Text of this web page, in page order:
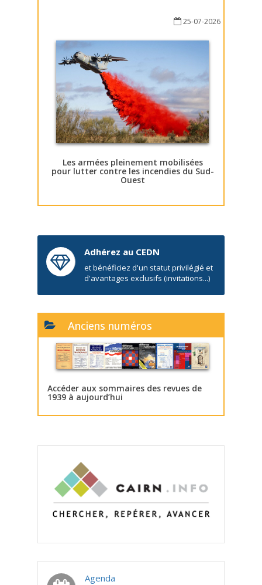
25-07-2026
Les armées pleinement mobilisées
pour lutter contre les incendies du Sud-
Ouest
Adhérez au CEDN
et bénéficiez d'un statut privilégié et
d'avantages exclusifs (invitations...)
Anciens numéros
Accéder aux sommaires des revues de
1939 à aujourd’hui
Agenda